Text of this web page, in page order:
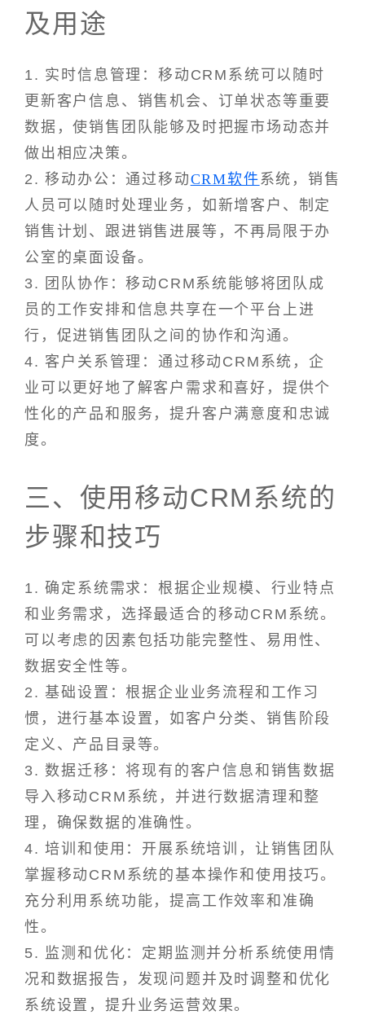
及用途
1. 实时信息管理：移动CRM系统可以随时
更新客户信息、销售机会、订单状态等重要
数据，使销售团队能够及时把握市场动态并
做出相应决策。
2. 移动办公：通过移动CRM软件 系统，销售
人员可以随时处理业务，如新增客户、制定
销售计划、跟进销售进展等，不再局限于办
公室的桌面设备。
3. 团队协作：移动CRM系统能够将团队成
员的工作安排和信息共享在一个平台上进
行，促进销售团队之间的协作和沟通。
4. 客户关系管理：通过移动CRM系统，企
业可以更好地了解客户需求和喜好，提供个
性化的产品和服务，提升客户满意度和忠诚
度。
三、使用移动CRM系统的
步骤和技巧
1. 确定系统需求：根据企业规模、行业特点
和业务需求，选择最适合的移动CRM系统。
可以考虑的因素包括功能完整性、易用性、
数据安全性等。
2. 基础设置：根据企业业务流程和工作习
惯，进行基本设置，如客户分类、销售阶段
定义、产品目录等。
3. 数据迁移：将现有的客户信息和销售数据
导入移动CRM系统，并进行数据清理和整
理，确保数据的准确性。
4. 培训和使用：开展系统培训，让销售团队
掌握移动CRM系统的基本操作和使用技巧。
充分利用系统功能，提高工作效率和准确
性。
5. 监测和优化：定期监测并分析系统使用情
况和数据报告，发现问题并及时调整和优化
系统设置，提升业务运营效果。